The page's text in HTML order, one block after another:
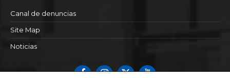
Canal de denuncias
Site Map
Noticias
FacebookInstagram
X YouTube